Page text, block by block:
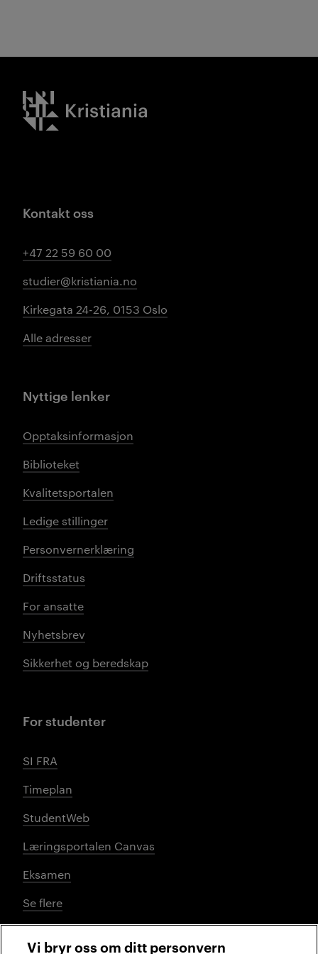
Kristiania logo
Kontakt oss
+47 22 59 60 00
studier@kristiania.no
Kirkegata 24-26, 0153 Oslo
Alle adresser
Nyttige lenker
Opptaksinformasjon
Biblioteket
Kvalitetsportalen
Ledige stillinger
Personvernerklæring
Driftsstatus
For ansatte
Nyhetsbrev
Sikkerhet og beredskap
For studenter
SI FRA
Timeplan
StudentWeb
Læringsportalen Canvas
Eksamen
Se flere
Vi bryr oss om ditt personvern